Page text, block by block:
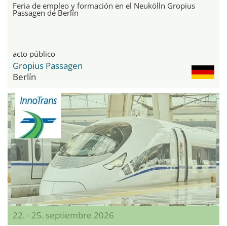
Feria de empleo y formación en el Neukölln Gropius
Passagen de Berlín
acto público
Gropius Passagen
Berlín
22. - 25. septiembre 2026